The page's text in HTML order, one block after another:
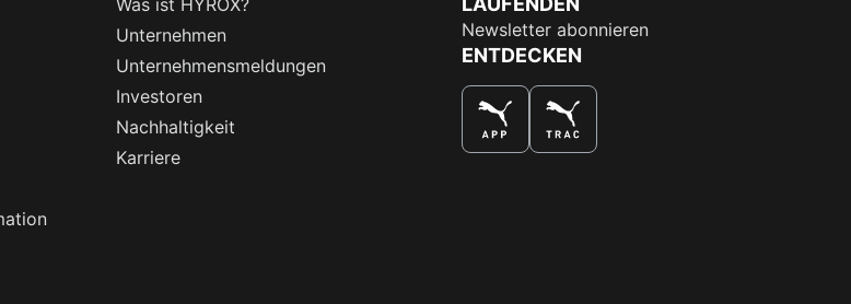
Was ist HYROX?
Unternehmen
Unternehmensmeldungen
Investoren
Nachhaltigkeit
Karriere
Newsletter abonnieren
ENTDECKEN